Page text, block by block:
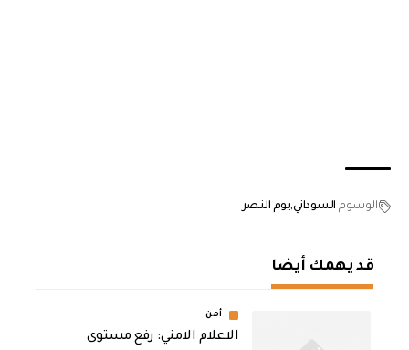
الوسوم السودانييوم النصر
قد يهمك أيضا
أمن
الاعلام الامني: رفع مستوى